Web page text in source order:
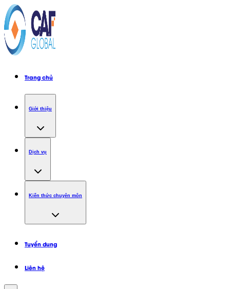
Trang chủ
Giới thiệu
Dịch vụ
Kiến thức chuyên môn
Tuyển dụng
Liên hệ